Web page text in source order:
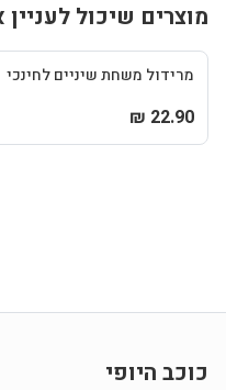
מוצרים שיכול לעניין
מרידול משחת שיניים לחינכי
22.90 ₪
כוכב היופי